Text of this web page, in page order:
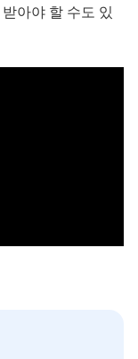
아야 할 수도 있